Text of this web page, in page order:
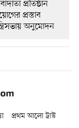
প্রথম আলো ট্রাস্ট